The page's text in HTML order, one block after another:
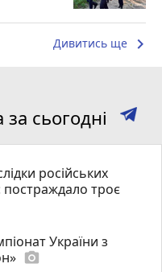
Дивитись ще keyboard_arrow_right
сьогодні
російських
постраждало троє
України з
photo_camera